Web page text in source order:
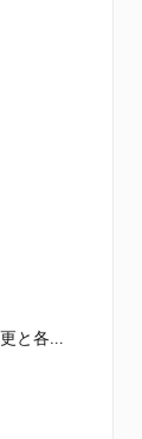
中期経営計画 事業セグメントの変更と各セグメントのビジネスモデル